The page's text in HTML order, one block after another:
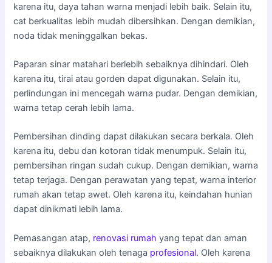
karena itu, daya tahan warna menjadi lebih baik. Selain itu,
cat berkualitas lebih mudah dibersihkan. Dengan demikian,
noda tidak meninggalkan bekas.
Paparan sinar matahari berlebih sebaiknya dihindari. Oleh
karena itu, tirai atau gorden dapat digunakan. Selain itu,
perlindungan ini mencegah warna pudar. Dengan demikian,
warna tetap cerah lebih lama.
Pembersihan dinding dapat dilakukan secara berkala. Oleh
karena itu, debu dan kotoran tidak menumpuk. Selain itu,
pembersihan ringan sudah cukup. Dengan demikian, warna
tetap terjaga. Dengan perawatan yang tepat, warna interior
rumah akan tetap awet. Oleh karena itu, keindahan hunian
dapat dinikmati lebih lama.
Pemasangan atap, renovasi rumah yang tepat dan aman
sebaiknya dilakukan oleh tenaga profesional. Oleh karena